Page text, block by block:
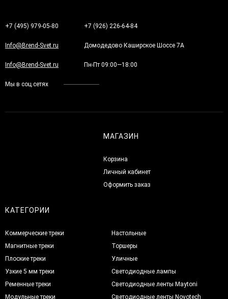
+7 (495) 979-05-80 +7 (926) 226-64-84
Info@Brend-Svet.ru Домодедово Каширское Шоссе 7А
Info@Brend-Svet.ru Пн-Пт 09:00—18:00
Мы в соц.сетях
МАГАЗИН
Корзина
Личный кабинет
Оформить заказ
КАТЕГОРИИ
Коммерческие треки
Магнитные треки
Плоские треки
Узкие 5 мм треки
Ременные треки
Модульные треки
Настольные
Торшеры
Уличные
Светодиодные лампы
Светодиодные ленты Maytoni
Светодиодные ленты Novotech